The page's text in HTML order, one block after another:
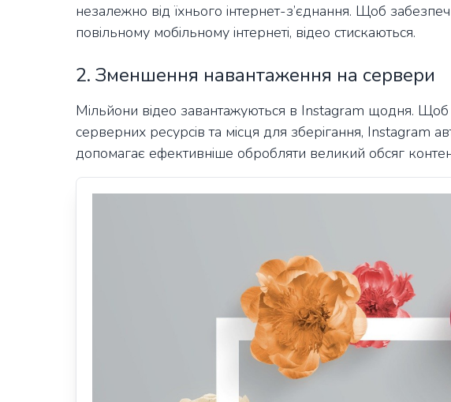
незалежно від їхнього інтернет-з’єднання. Щоб
повільному мобільному інтернеті, відео стискаються.
2. Зменшення навантаження на сервери
Мільйони відео завантажуються в Instagram щодня. Щоб
серверних ресурсів та місця для зберігання, Instagram
допомагає ефективніше обробляти великий обсяг